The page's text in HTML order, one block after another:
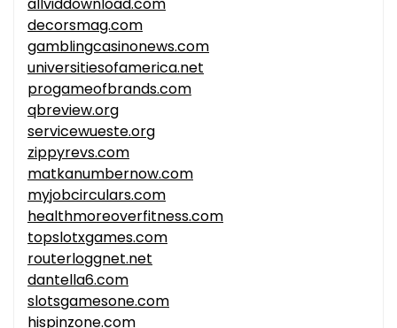
allviddownload.com
decorsmag.com
gamblingcasinonews.com
universitiesofamerica.net
progameofbrands.com
qbreview.org
servicewueste.org
zippyrevs.com
matkanumbernow.com
myjobcirculars.com
healthmoreoverfitness.com
topslotxgames.com
routerloggnet.net
dantella6.com
slotsgamesone.com
hispinzone.com